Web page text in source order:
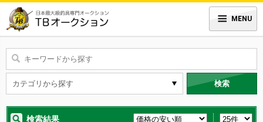
MENU
検索
検索結果